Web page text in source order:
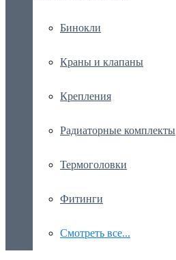
Бинокли
Краны и клапаны
Крепления
Радиаторные комплекты
Термоголовки
Фитинги
Смотреть все...